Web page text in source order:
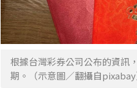
根據台灣彩券公司公布的資訊
期。（示意圖／翻攝自pixabay